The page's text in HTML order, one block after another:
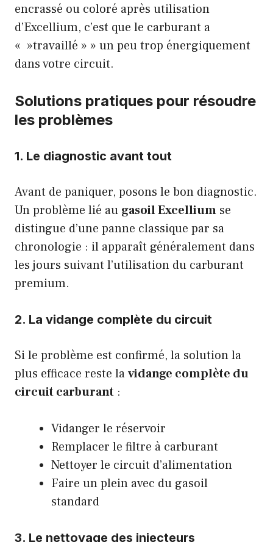
encrassé ou coloré après utilisation
d’Excellium, c’est que le carburant a
« »travaillé » » un peu trop énergiquement
dans votre circuit.
Solutions pratiques pour résoudre
les problèmes
1. Le diagnostic avant tout
Avant de paniquer, posons le bon diagnostic.
Un problème lié au gasoil Excellium se
distingue d’une panne classique par sa
chronologie : il apparaît généralement dans
les jours suivant l’utilisation du carburant
premium.
2. La vidange complète du circuit
Si le problème est confirmé, la solution la
plus efficace reste lavidange complète du
circuit carburant :
Vidanger le réservoir
Remplacer le filtre à carburant
Nettoyer le circuit d’alimentation
Faire un plein avec du gasoil
standard
3. Le nettoyage des injecteurs